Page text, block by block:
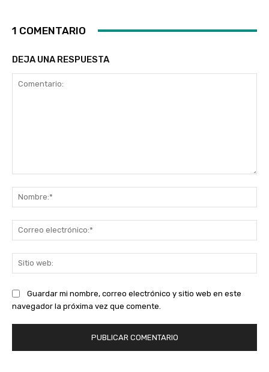
1 COMENTARIO
DEJA UNA RESPUESTA
Guardar mi nombre, correo electrónico y sitio web en este
navegador la próxima vez que comente.